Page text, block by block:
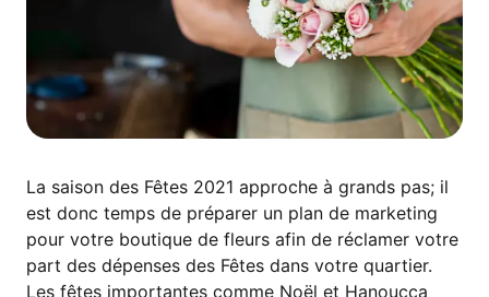
La saison des Fêtes 2021 approche à grands pas; il
est donc temps de préparer un plan de marketing
pour votre boutique de fleurs afin de réclamer votre
part des dépenses des Fêtes dans votre quartier.
Les fêtes importantes comme Noël et Hanoucca